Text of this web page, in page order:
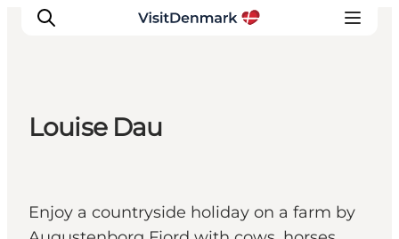
Wat te doen
Accommodaties
Louise Dau
Enjoy a countryside holiday on a farm by